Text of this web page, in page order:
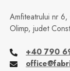
Amfiteatrului nr
Olimp, judet
+40 790